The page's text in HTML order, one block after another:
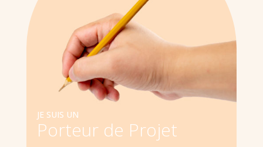
JE SUIS UN
Porteur de Projet